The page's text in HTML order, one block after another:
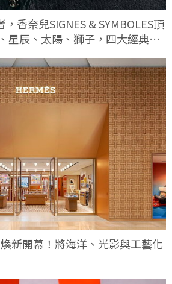
香奈兒SIGNES & SYMBOLES頂
星辰、太陽、獅子，四大經典符
新開幕！將海洋、光影與工藝化